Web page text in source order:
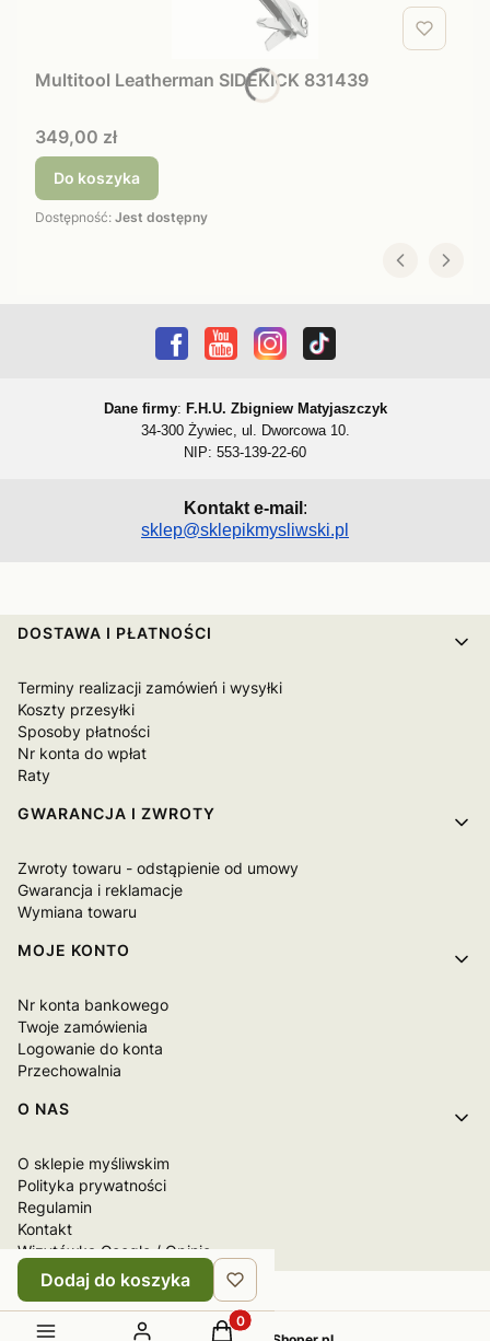
Multitool Leatherman SIDEKICK 831439
Cena
349,00 zł
Do koszyka
Dostępność: Jest dostępny
Dane firmy: F.H.U. Zbigniew Matyjaszczyk
34-300 Żywiec, ul. Dworcowa 10.
NIP: 553-139-22-60
Kontakt e-mail :
sklep@sklepikmysliwski.pl
Linki w stopce
DOSTAWA I PŁATNOŚCI
Terminy realizacji zamówień i wysyłki
Koszty przesyłki
Sposoby płatności
Nr konta do wpłat
Raty
GWARANCJA I ZWROTY
Zwroty towaru - odstąpienie od umowy
Gwarancja i reklamacje
Wymiana towaru
MOJE KONTO
Nr konta bankowego
Twoje zamówienia
Logowanie do konta
Przechowalnia
O NAS
O sklepie myśliwskim
Polityka prywatności
Regulamin
Kontakt
Wizytówka Google / Opinie
Dodaj do koszyka
Produkty w koszyku: 0. Zobacz